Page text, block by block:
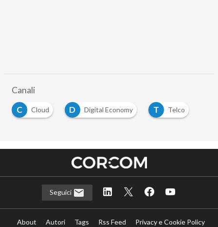
Canali
C
Cloud D Digital Economy T
Telco
Seguici
About Autori Tags Rss Feed
Privacy e Cookie Policy